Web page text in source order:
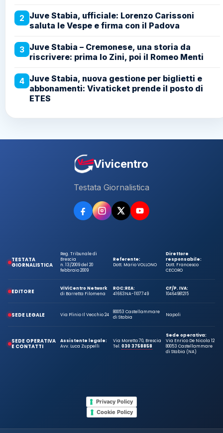
2 Juve Stabia, ufficiale: Lorenzo Carissoni
saluta le Vespe e firma con il Padova
3 Juve Stabia – Cremonese, una storia da
riscrivere: prima lo Zini, poi il Romeo Menti
4 Juve Stabia, nuova gestione per biglietti e
abbonamenti: Vivaticket prende il posto di
ETES
Vivicentro
Testata Giornalistica
TESTATA
GIORNALISTICA
Reg. Tribunale di
Brescia
n. 13/2009 del 20
febbraio 2009
Referente:
Dott. Mario VOLLONO
Direttore
responsabile:
Dott. Francesco
CECORO
EDITORE
ViViCentro Network
di Barretta Filomena
ROC:
41663
REA:
NA-1107749
CF/P. IVA:
10464981215
SEDE LEGALE Via Plinio Il Vecchio 24
80053 Castellammare
di Stabia
Napoli
SEDE OPERATIVA
E CONTATTI
Assistente legale:
Avv. Luca Zuppelli
Via Moretto 70, Brescia
Tel.030 3758858
Sede operativa:
Via Enrico De Nicola 12
80053 Castellammare
di Stabia (NA)
Privacy Policy
Cookie Policy